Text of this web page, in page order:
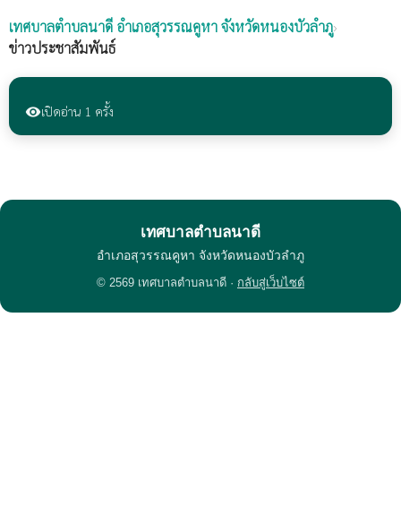
เทศบาลตำบลนาดี อำเภอสุวรรณคูหา จังหวัดหนองบัวลำภู›
ข่าวประชาสัมพันธ์
visibilityเปิดอ่าน 1 ครั้ง
เทศบาลตำบลนาดี
อำเภอสุวรรณคูหา จังหวัดหนองบัวลำภู
© 2569 เทศบาลตำบลนาดี · กลับสู่เว็บไซต์